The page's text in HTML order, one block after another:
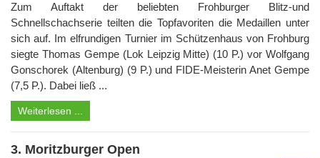
Zum Auftakt der beliebten Frohburger Blitz-und
Schnellschachserie teilten die Topfavoriten die Medaillen unter
sich auf. Im elfrundigen Turnier im Schützenhaus von Frohburg
siegte Thomas Gempe (Lok Leipzig Mitte) (10 P.) vor Wolfgang
Gonschorek (Altenburg) (9 P.) und FIDE-Meisterin Anet Gempe
(7,5 P.). Dabei ließ ...
Weiterlesen ...
3. Moritzburger Open